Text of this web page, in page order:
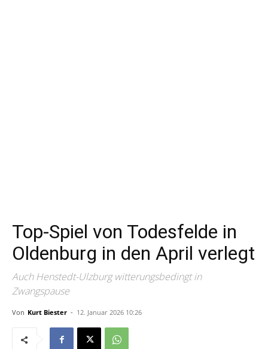
Top-Spiel von Todesfelde in
Oldenburg in den April verlegt
Auch Henstedt-Ulzburg witterungsbedingt in
Zwangspause
Von Kurt Biester - 12. Januar 2026 10:26